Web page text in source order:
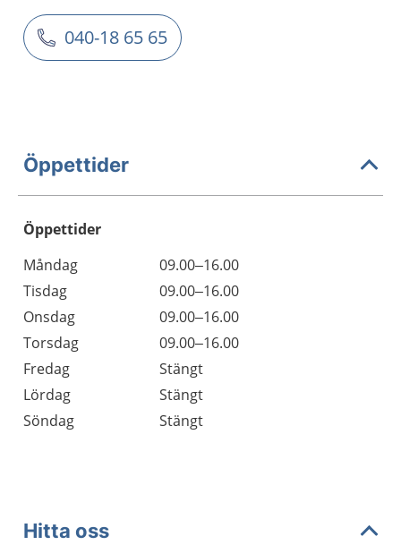
040-18 65 65
Öppettider
Öppettider
Dag
Öppettider
Kommentarer
Måndag
09.00–16.00
Tisdag
09.00–16.00
Onsdag
09.00–16.00
Torsdag
09.00–16.00
Fredag
Stängt
Lördag
Stängt
Söndag
Stängt
Hitta oss